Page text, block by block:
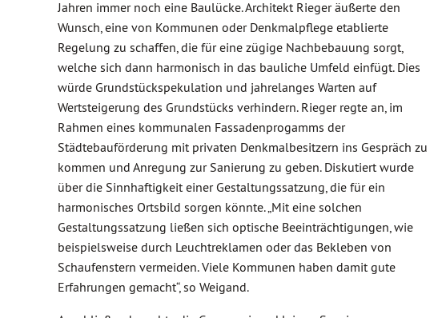
Jahren immer noch eine Baulücke. Architekt Rieger äußerte den
Wunsch, eine von Kommunen oder Denkmalpflege etablierte
Regelung zu schaffen, die für eine zügige Nachbebauung sorgt,
welche sich dann harmonisch in das bauliche Umfeld einfügt. Dies
würde Grundstückspekulation und jahrelanges Warten auf
Wertsteigerung des Grundstücks verhindern. Rieger regte an, im
Rahmen eines kommunalen Fassadenprogamms der
Städtebauförderung mit privaten Denkmalbesitzern ins Gespräch zu
kommen und Anregung zur Sanierung zu geben. Diskutiert wurde
über die Sinnhaftigkeit einer Gestaltungssatzung, die für ein
harmonisches Ortsbild sorgen könnte. „Mit eine solchen
Gestaltungssatzung ließen sich optische Beeinträchtigungen, wie
beispielsweise durch Leuchtreklamen oder das Bekleben von
Schaufenstern vermeiden. Viele Kommunen haben damit gute
Erfahrungen gemacht“, so Weigand.